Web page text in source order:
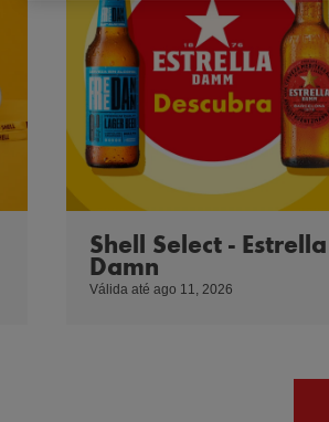
Shell Select - Estrella
Damn
Válida até ago 11, 2026